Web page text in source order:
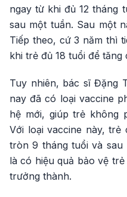
ngay từ khi đủ 12 tháng
sau một tuần. Sau một
Tiếp theo, cứ 3 năm thì
khi trẻ đủ 18 tuổi để tăng
Tuy nhiên, bác sĩ Đặng
nay đã có loại vaccine
hệ mới, giúp trẻ không
Với loại vaccine này, trẻ
tròn 9 tháng tuổi và sau
là có hiệu quả bảo vệ
trưởng thành.